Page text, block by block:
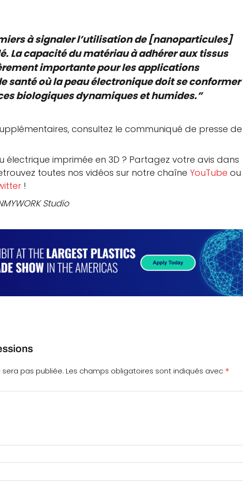
à signaler l’utilisation de [nanoparticules]
La capacité du matériau à adhérer aux tissus
importante pour les applications
santé où la peau électronique doit se conformer
biologiques dynamiques et humides.”
consultez le communiqué de presse de
imprimée en 3D ? Partagez votre avis dans
toutes nos vidéos sur notre chaîne YouTube ou
!
Studio
pas publiée. Les champs obligatoires sont indiqués avec *